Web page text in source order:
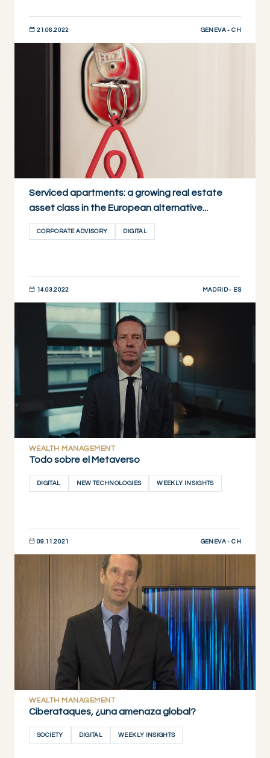
21.06.2022 GENEVA - CH
DESCUBRIR AHORA
Serviced apartments: a growing real estate
asset class in the European alternative...
CORPORATE ADVISORY DIGITAL
14.03.2022 MADRID - ES
DESCUBRIR AHORA
WEALTH MANAGEMENT
Todo sobre el Metaverso
DIGITAL NEW TECHNOLOGIES WEEKLY INSIGHTS
09.11.2021 GENEVA - CH
WEALTH MANAGEMENT
Ciberataques, ¿una amenaza global?
SOCIETY DIGITAL WEEKLY INSIGHTS